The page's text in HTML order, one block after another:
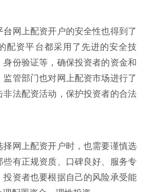
台 网上配资开户的安全性也得到了
配资平台都采用了先进的安全技
身份验证等，确保投资者的资金和
监管部门也对网上配资市场进行了
非法配资活动，保护投资者的合法
择网上配资开户时，也需要谨慎选
些有正规资质、口碑良好、服务专
投资者也要根据自己的风险承受能